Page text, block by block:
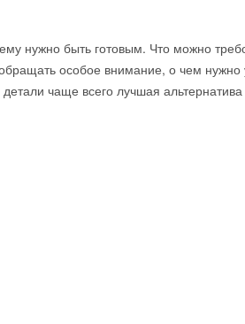
нужно быть готовым. Что можно
особое внимание, о чем нужно
чаще всего лучшая